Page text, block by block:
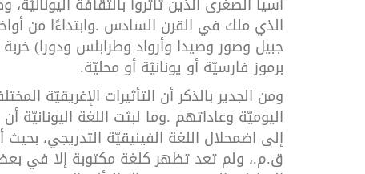
الذي ملك في القرن السادس .وابتداءًا من
جبيل وصور وصيدا وأرواد وطرابلس ودورا(خربة
برموز فارسيّة أو يونانيّة أو محليّة.
ومن الجدير بالذكرأن التأثيرات الإغريقيّة
اليوميّة وعاداتهم .وما لبثت اللغة اليونانيّة أن
إلى اضمحلال اللغة الفينيقيّة التدريجي، بحيث
ق.م.، ولم تعدتظهر كلغة مكتوبة إلا في